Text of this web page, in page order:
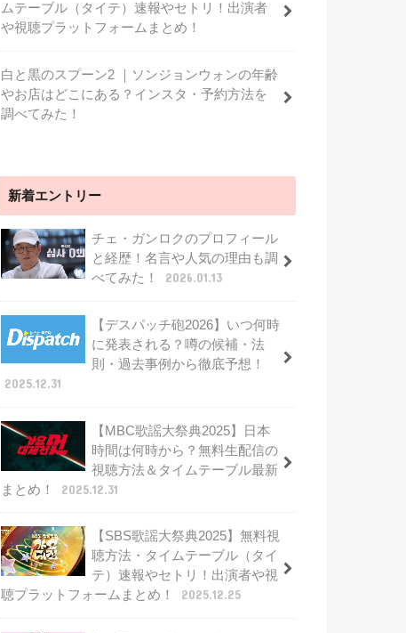
ムテーブル（タイテ）速報やセトリ！出演者
や視聴プラットフォームまとめ！
白と黒のスプーン2 ｜ソンジョンウォンの年齢
やお店はどこにある？インスタ・予約方法を
調べてみた！
新着エントリー
チェ・ガンロクのプロフィール
と経歴！名言や人気の理由も調
べてみた！
2026.01.13
【デスパッチ砲2026】いつ何時
に発表される？噂の候補・法
則・過去事例から徹底予想！
2025.12.31
【MBC歌謡大祭典2025】日本
時間は何時から？無料生配信の
視聴方法＆タイムテーブル最新
まとめ！
2025.12.31
【SBS歌謡大祭典2025】無料視
聴方法・タイムテーブル（タイ
テ）速報やセトリ！出演者や視
聴プラットフォームまとめ！
2025.12.25